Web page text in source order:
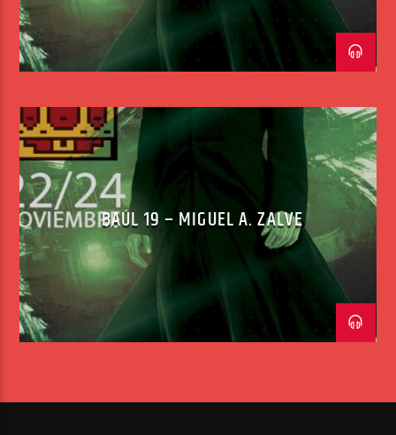
BAÚL 19 – MIGUEL A. ZALVE